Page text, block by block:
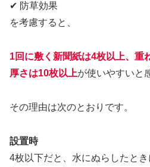
✔ 防草効果
を考慮すると、
1回に敷く新聞紙は4枚以上、重
厚さは10枚以上が使いやすいと
その理由は次のとおりです。
設置時
4枚以下だと、水にぬらしたと